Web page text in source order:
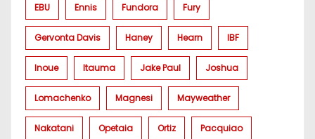
EBU Ennis Fundora Fury
Gervonta Davis Haney Hearn IBF
Inoue Itauma Jake Paul Joshua
Lomachenko Magnesi Mayweather
Nakatani Opetaia Ortiz Pacquiao